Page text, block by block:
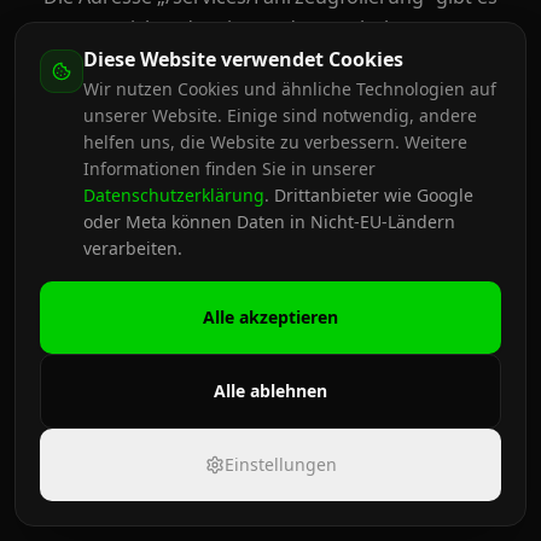
nicht oder sie wurde verschoben.
Zur Startseite
Diese Website verwendet Cookies
Wir nutzen Cookies und ähnliche Technologien auf
unserer Website. Einige sind notwendig, andere
helfen uns, die Website zu verbessern. Weitere
Informationen finden Sie in unserer
Datenschutzerklärung. Drittanbieter wie Google
oder Meta können Daten in Nicht-EU-Ländern
verarbeiten.
Alle akzeptieren
Alle ablehnen
Einstellungen